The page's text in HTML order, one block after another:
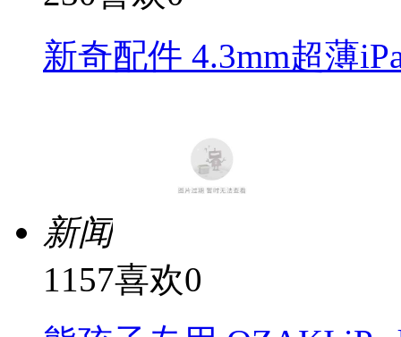
新奇配件 4.3mm超薄
新闻
1157喜欢0